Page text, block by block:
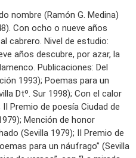
nombre (Ramón G. Medina)
Con ocho o nueve años
cabrero. Nivel de estudio:
años descubre, por azar, la
Publicaciones: Del
1993); Poemas para un
Dtº. Sur 1998); Con el calor
Premio de poesía Ciudad de
Mención de honor
(Sevilla 1979); II Premio de
para un náufrago” (Sevilla